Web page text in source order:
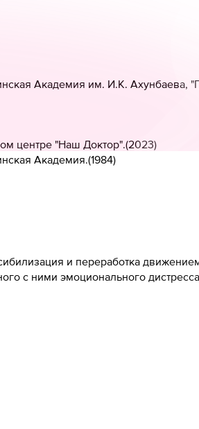
Академия им. И.К. Ахунбаева,
центре "Наш Доктор".(2023)
Академия.(1984)
и переработка
с ними эмоционального